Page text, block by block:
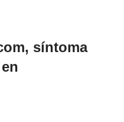
síntoma